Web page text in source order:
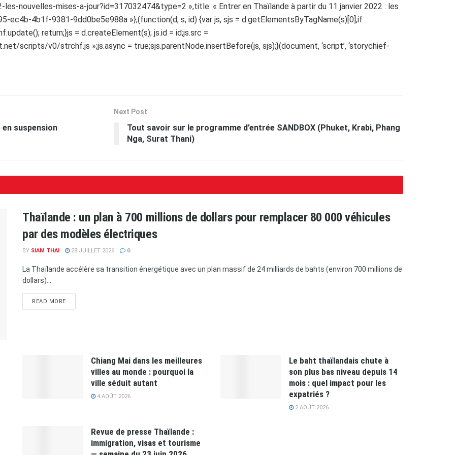
nouvelles-mises-a-jour?id=317032474&type=2 »,title: « Entrer en Thaïlande à partir du 11 janvier 2022 : les
ec4b-4b1f-9381-9dd0be5e988a »};(function(d, s, id) {var js, sjs = d.getElementsByTagName(s)[0];if
return;}js = d.createElement(s); js.id = id;js.src =
scripts/v0/strchf.js »;js.async = true;sjs.parentNode.insertBefore(js, sjs);}(document, ‘script’, ‘storychief-
en suspension
Next Post
Tout savoir sur le programme d’entrée SANDBOX (Phuket, Krabi, Phang
Nga, Surat Thani)
Thaïlande : un plan à 700 millions de dollars pour remplacer 80 000 véhicules
par des modèles électriques
BY SIAM THAI 28 JUILLET 2026 0
La Thaïlande accélère sa transition énergétique avec un plan massif de 24 milliards de bahts (environ 700 millions de
dollars)...
READ MORE
Chiang Mai dans les meilleures
villes au monde : pourquoi la
ville séduit autant
4 AOÛT 2026
Le baht thaïlandais chute à
son plus bas niveau depuis 14
mois : quel impact pour les
expatriés ?
2 AOÛT 2026
Revue de presse Thaïlande :
immigration, visas et tourisme